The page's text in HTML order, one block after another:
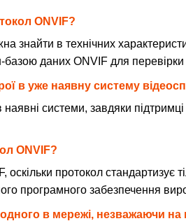
ONVIF?
знайти в технічних
даних ONVIF для перевірки
в уже наявну систему
системи, завдяки
ONVIF?
протокол стандартизує
програмного забезпечення
в мережі, незважаючи на